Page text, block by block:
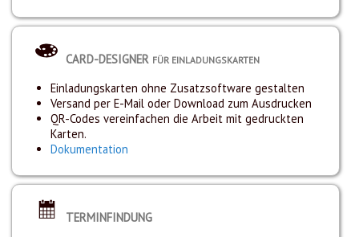
CARD-DESIGNER FÜR EINLADUNGSKARTEN
Einladungskarten ohne Zusatzsoftware gestalten
Versand per E-Mail oder Download zum Ausdrucken
QR-Codes vereinfachen die Arbeit mit gedruckten
Karten.
Dokumentation
TERMINFINDUNG